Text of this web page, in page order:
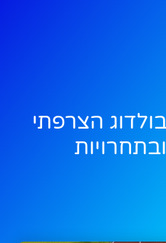
הצרפתי